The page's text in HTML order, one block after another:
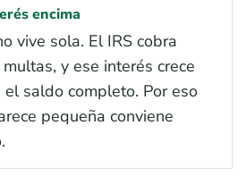
encima
vive sola. El IRS cobra
y ese interés crece
saldo completo. Por eso
pequeña conviene